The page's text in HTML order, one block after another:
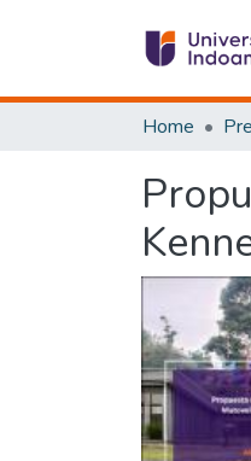
Home